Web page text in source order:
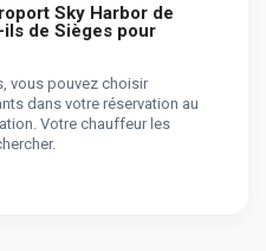
Sky Harbor de
de Sièges pour
vous pouvez choisir
dans votre réservation au
Votre chauffeur les